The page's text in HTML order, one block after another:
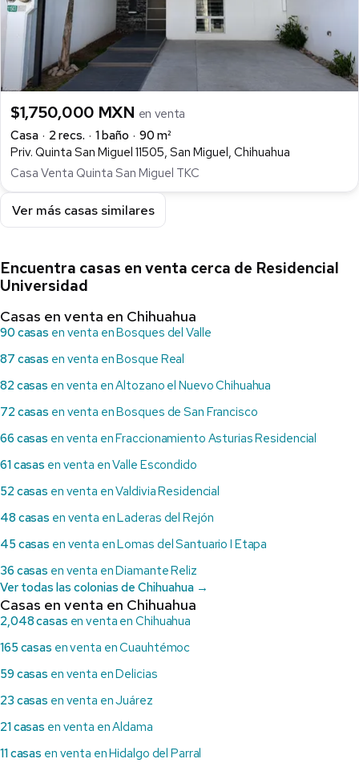
$1,750,000 MXN en venta
Casa
2 recs. 1 baño
90 m²
Priv. Quinta San Miguel 11505, San Miguel, Chihuahua
Casa Venta Quinta San Miguel TKC
Ver más casas similares
Encuentra casas en venta cerca de Residencial
Universidad
Casas en venta en Chihuahua
90 casas en venta en Bosques del Valle
87 casas en venta en Bosque Real
82 casas en venta en Altozano el Nuevo Chihuahua
72 casas en venta en Bosques de San Francisco
66 casas en venta en Fraccionamiento Asturias Residencial
61 casas en venta en Valle Escondido
52 casas en venta en Valdivia Residencial
48 casas en venta en Laderas del Rejón
45 casas en venta en Lomas del Santuario I Etapa
36 casas en venta en Diamante Reliz
Ver todas las colonias de Chihuahua →
Casas en venta en Chihuahua
2,048 casas en venta en Chihuahua
165 casas en venta en Cuauhtémoc
59 casas en venta en Delicias
23 casas en venta en Juárez
21 casas en venta en Aldama
11 casas en venta en Hidalgo del Parral